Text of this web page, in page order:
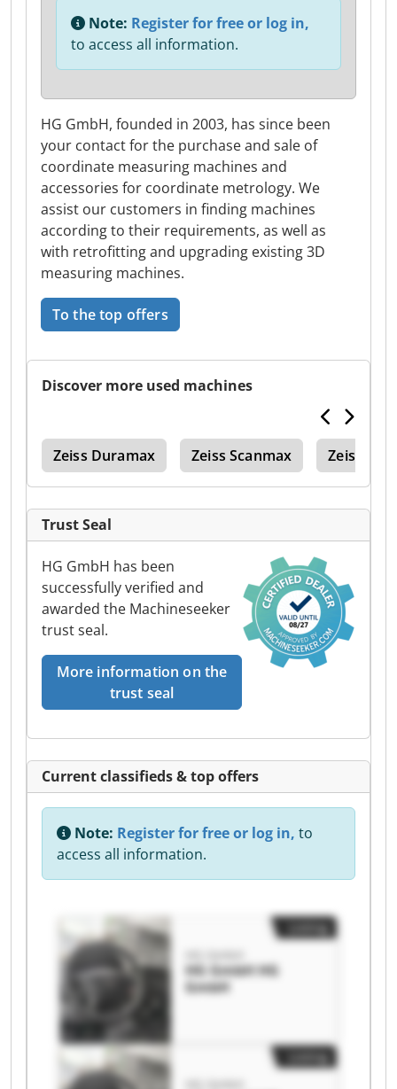
HG GmbH, founded in 2003, has since been
your contact for the purchase and sale of
coordinate measuring machines and
accessories for coordinate metrology. We
assist our customers in finding machines
according to their requirements, as well as
with retrofitting and upgrading existing 3D
measuring machines.
To the top offers
Note: Register for free or log in,
to access all information.
Discover more used machines
Zeiss Duramax Zeiss Scanmax Zeiss
Trust Seal
HG GmbH has been
successfully verified and
awarded the Machineseeker
trust seal.
More information on the
trust seal
Current classifieds & top offers
Note: Register for free or log in, to
access all information.
HG GmbH HG
GmbH